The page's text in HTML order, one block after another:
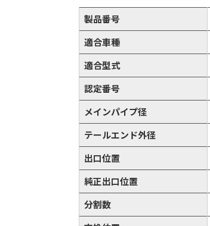
製品番号
適合車種
適合型式
認定番号
メインパイプ径
テールエンド外径
出口位置
純正出口位置
分割数